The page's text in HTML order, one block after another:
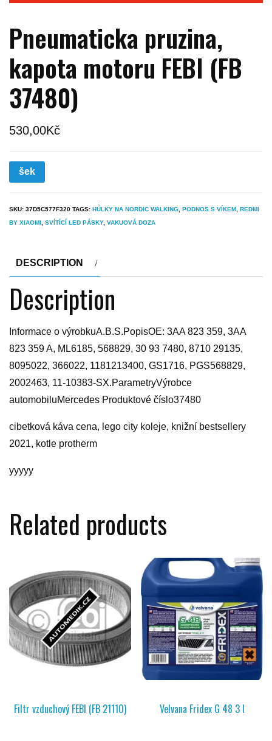
Pneumaticka pruzina,
kapota motoru FEBI (FB
37480)
530,00Kč
šek
SKU: 37D5C577F320 TAGS: HŮLKY NA NORDIC WALKING, PODNOS S VÍKEM, REDMI
BY XIAOMI , SVÍTÍCÍ LED PÁSKY, VAKUOVÁ DOZA
DESCRIPTION
Description
Informace o výrobkuA.B.S.PopisOE: 3AA 823 359, 3AA
823 359 A, ML6185, 568829, 30 93 7480, 8710 29135,
8095022, 366022, 1181213400, GS1716, PGS568829,
2002463, 11-10383-SX.ParametryVýrobce
automobiluMercedes Produktové číslo37480
cibetková káva cena, lego city koleje, knižní bestsellery
2021, kotle protherm
yyyyy
Related products
Filtr vzduchový FEBI (FB 21110) Velvana Fridex G 48 3 l